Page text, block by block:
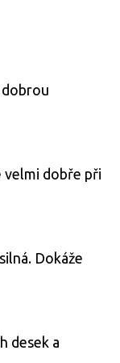
velmi dobře při
Dokáže
desek a